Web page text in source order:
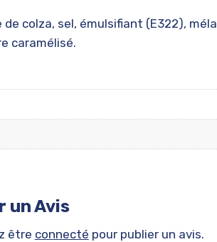
colza, sel, émulsifiant (E322),
caramélisé.
un Avis
être connecté pour publier un avis.